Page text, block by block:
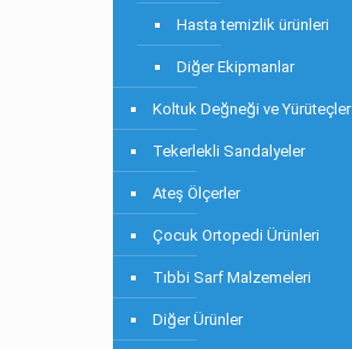
Hasta temizlik ürünleri
Diğer Ekipmanlar
Koltuk Değneği ve Yürüteçler
Tekerlekli Sandalyeler
Ateş Ölçerler
Çocuk Ortopedi Ürünleri
Tıbbi Sarf Malzemeleri
Diğer Ürünler